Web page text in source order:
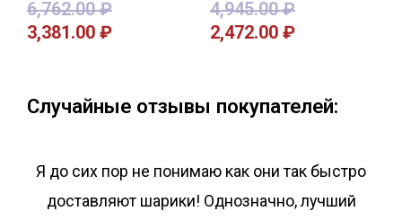
6,762.00₽
3,381.00 ₽
4,945.00₽
2,472.00 ₽
Случайные отзывы покупателей:
Я до сих пор не понимаю как они так быстро
доставляют шарики! Однозначно, лучший